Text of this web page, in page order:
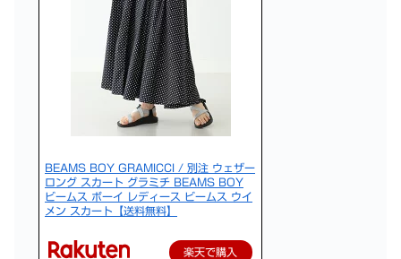
BEAMS BOY GRAMICCI / 別注 ウェザー
ロング スカート グラミチ BEAMS BOY
ビームス ボーイ レディース ビームス ウイ
メン スカート【送料無料】
楽天で購入